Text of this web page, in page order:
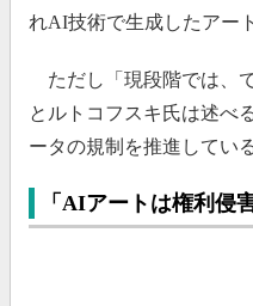
れAI技術で生成したアー
ただし「現段階では、
とルトコフスキ氏は述べ
ータの規制を推進している
「AIアートは権利侵